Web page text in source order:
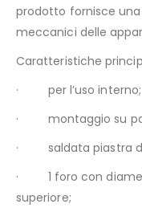
prodotto fornisce
meccanici delle
Caratteristiche
· per l’uso interno;
· montaggio su
· saldata piastra
· 1 foro con
superiore;